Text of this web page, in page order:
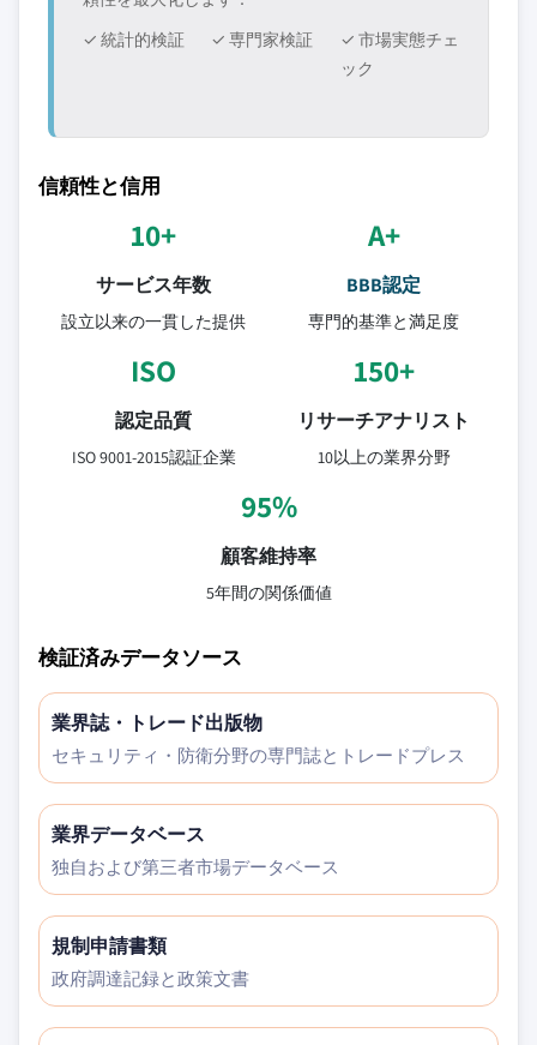
✓ 統計的検証
✓ 専門家検証
✓ 市場実態チェ
ック
信頼性と信用
10+
サービス年数
設立以来の一貫した提供
A+
BBB認定
専門的基準と満足度
ISO
認定品質
ISO 9001-2015認証企業
150+
リサーチアナリスト
10以上の業界分野
95%
顧客維持率
5年間の関係価値
検証済みデータソース
業界誌・トレード出版物
セキュリティ・防衛分野の専門誌とトレードプレス
業界データベース
独自および第三者市場データベース
規制申請書類
政府調達記録と政策文書